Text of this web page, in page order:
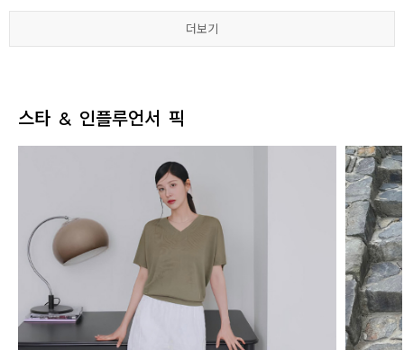
더보기
더보기
더보기
더보기
더보기
더보기
스타 & 인플루언서 픽